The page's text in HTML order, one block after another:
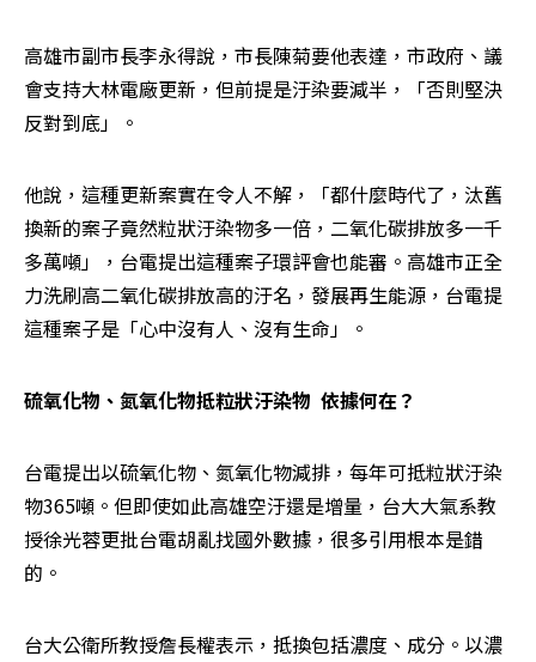
高雄市副市長李永得說，市長陳菊要他表達，市政府、議
會支持大林電廠更新，但前提是汙染要減半，「否則堅決
反對到底」。
他說，這種更新案實在令人不解，「都什麼時代了，汰舊
換新的案子竟然粒狀汙染物多一倍，二氧化碳排放多一千
多萬噸」，台電提出這種案子環評會也能審。高雄市正全
力洗刷高二氧化碳排放高的汙名，發展再生能源，台電提
這種案子是「心中沒有人、沒有生命」。
硫氧化物、氮氧化物抵粒狀汙染物  依據何在？
台電提出以硫氧化物、氮氧化物減排，每年可抵粒狀汙染
物365噸。但即使如此高雄空汙還是增量，台大大氣系教
授徐光蓉更批台電胡亂找國外數據，很多引用根本是錯
的。
台大公衛所教授詹長權表示，抵換包括濃度、成分。以濃